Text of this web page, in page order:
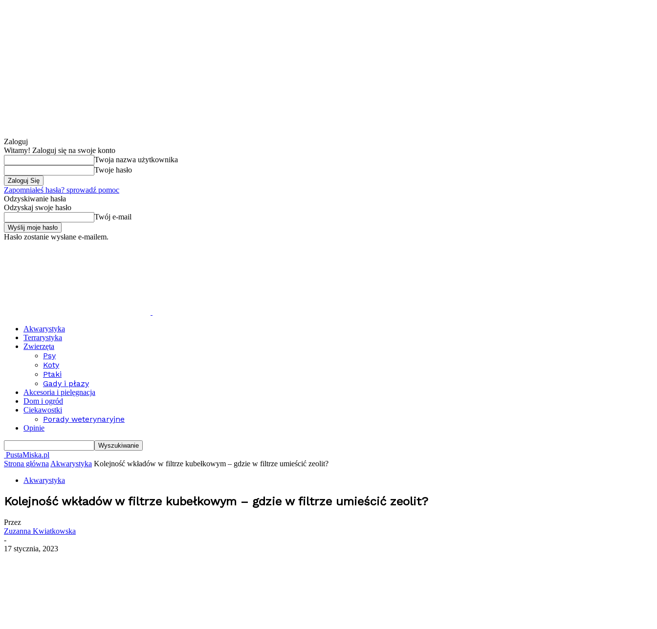
Zaloguj
Witamy! Zaloguj się na swoje konto
Twoja nazwa użytkownika
Twoje hasło
Zapomniałeś hasła? sprowadź pomoc
Odzyskiwanie hasła
Odzyskaj swoje hasło
Twój e-mail
Hasło zostanie wysłane e-mailem.
Akwarystyka
Terrarystyka
Zwierzęta
Psy
Koty
Ptaki
Gady i płazy
Akcesoria i pielęgnacja
Dom i ogród
Ciekawostki
Porady weterynaryjne
Opinie
PustaMiska.pl
Strona główna Akwarystyka Kolejność wkładów w filtrze kubełkowym – gdzie w filtrze umieścić zeolit?
Akwarystyka
Kolejność wkładów w filtrze kubełkowym – gdzie w filtrze umieścić zeolit?
Przez
Zuzanna Kwiatkowska
-
17 stycznia, 2023